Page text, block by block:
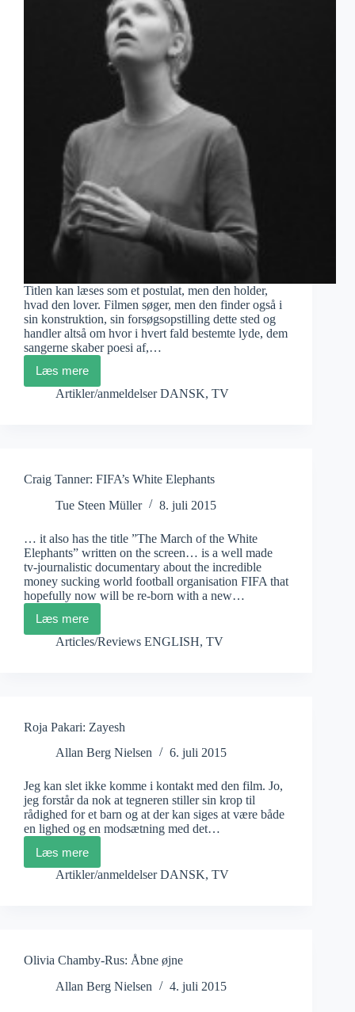
Titlen kan læses som et postulat, men den holder,
hvad den lover. Filmen søger, men den finder også i
sin konstruktion, sin forsøgsopstilling dette sted og
handler altså om hvor i hvert fald bestemte lyde, dem
sangerne skaber poesi af,…
Læs mere
Tilde
Trampedach
Artikler/anmeldelser DANSK, TV
Craig Tanner: FIFA’s White Elephants
Tue Steen Müller
8. juli 2015
… it also has the title ”The March of the White
Elephants” written on the screen… is a well made
tv-journalistic documentary about the incredible
money sucking world football organisation FIFA that
hopefully now will be re-born with a new…
Læs mere
Craig
Tanner:
Articles/Reviews ENGLISH, TV
Roja Pakari: Zayesh
Allan Berg Nielsen
6. juli 2015
Jeg kan slet ikke komme i kontakt med den film. Jo,
jeg forstår da nok at tegneren stiller sin krop til
rådighed for et barn og at der kan siges at være både
en lighed og en modsætning med det…
Læs mere
Roja
Pakari:
Artikler/anmeldelser DANSK, TV
Olivia Chamby-Rus: Åbne øjne
Allan Berg Nielsen
4. juli 2015